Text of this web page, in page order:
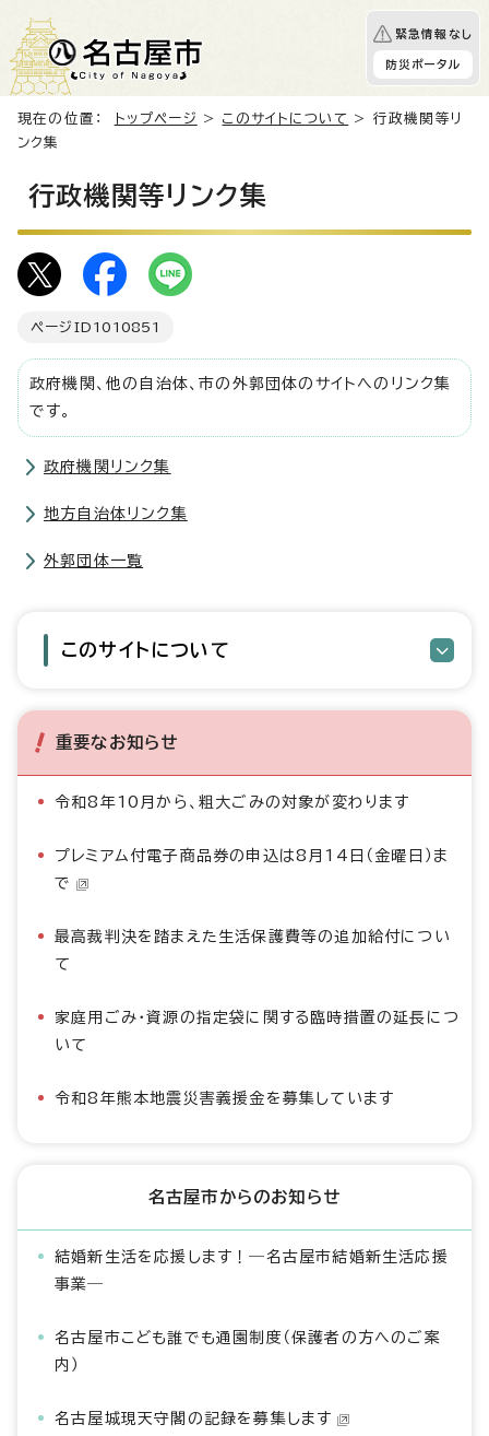
緊急情報なし
防災ポータル
現在の位置： トップページ > このサイトについて
> 行政機関等リ
ンク集
行政機関等リンク集
ページID 1010851
政府機関、他の自治体、市の外郭団体のサイトへのリンク集
です。
政府機関リンク集
地方自治体リンク集
外郭団体一覧
このサイトについて
重要なお知らせ
令和8年10月から、粗大ごみの対象が変わります
プレミアム付電子商品券の申込は8月14日（金曜日）ま
で
最高裁判決を踏まえた生活保護費等の追加給付につい
て
家庭用ごみ・資源の指定袋に関する臨時措置の延長につ
いて
令和8年熊本地震災害義援金を募集しています
名古屋市からのお知らせ
結婚新生活を応援します！―名古屋市結婚新生活応援
事業―
名古屋市こども誰でも通園制度（保護者の方へのご案
内）
名古屋城現天守閣の記録を募集します